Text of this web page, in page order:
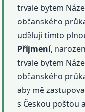
trvale bytem
občanského
uděluji tímto
Příjmení,
trvale bytem
občanského
aby mě
s Českou poštou